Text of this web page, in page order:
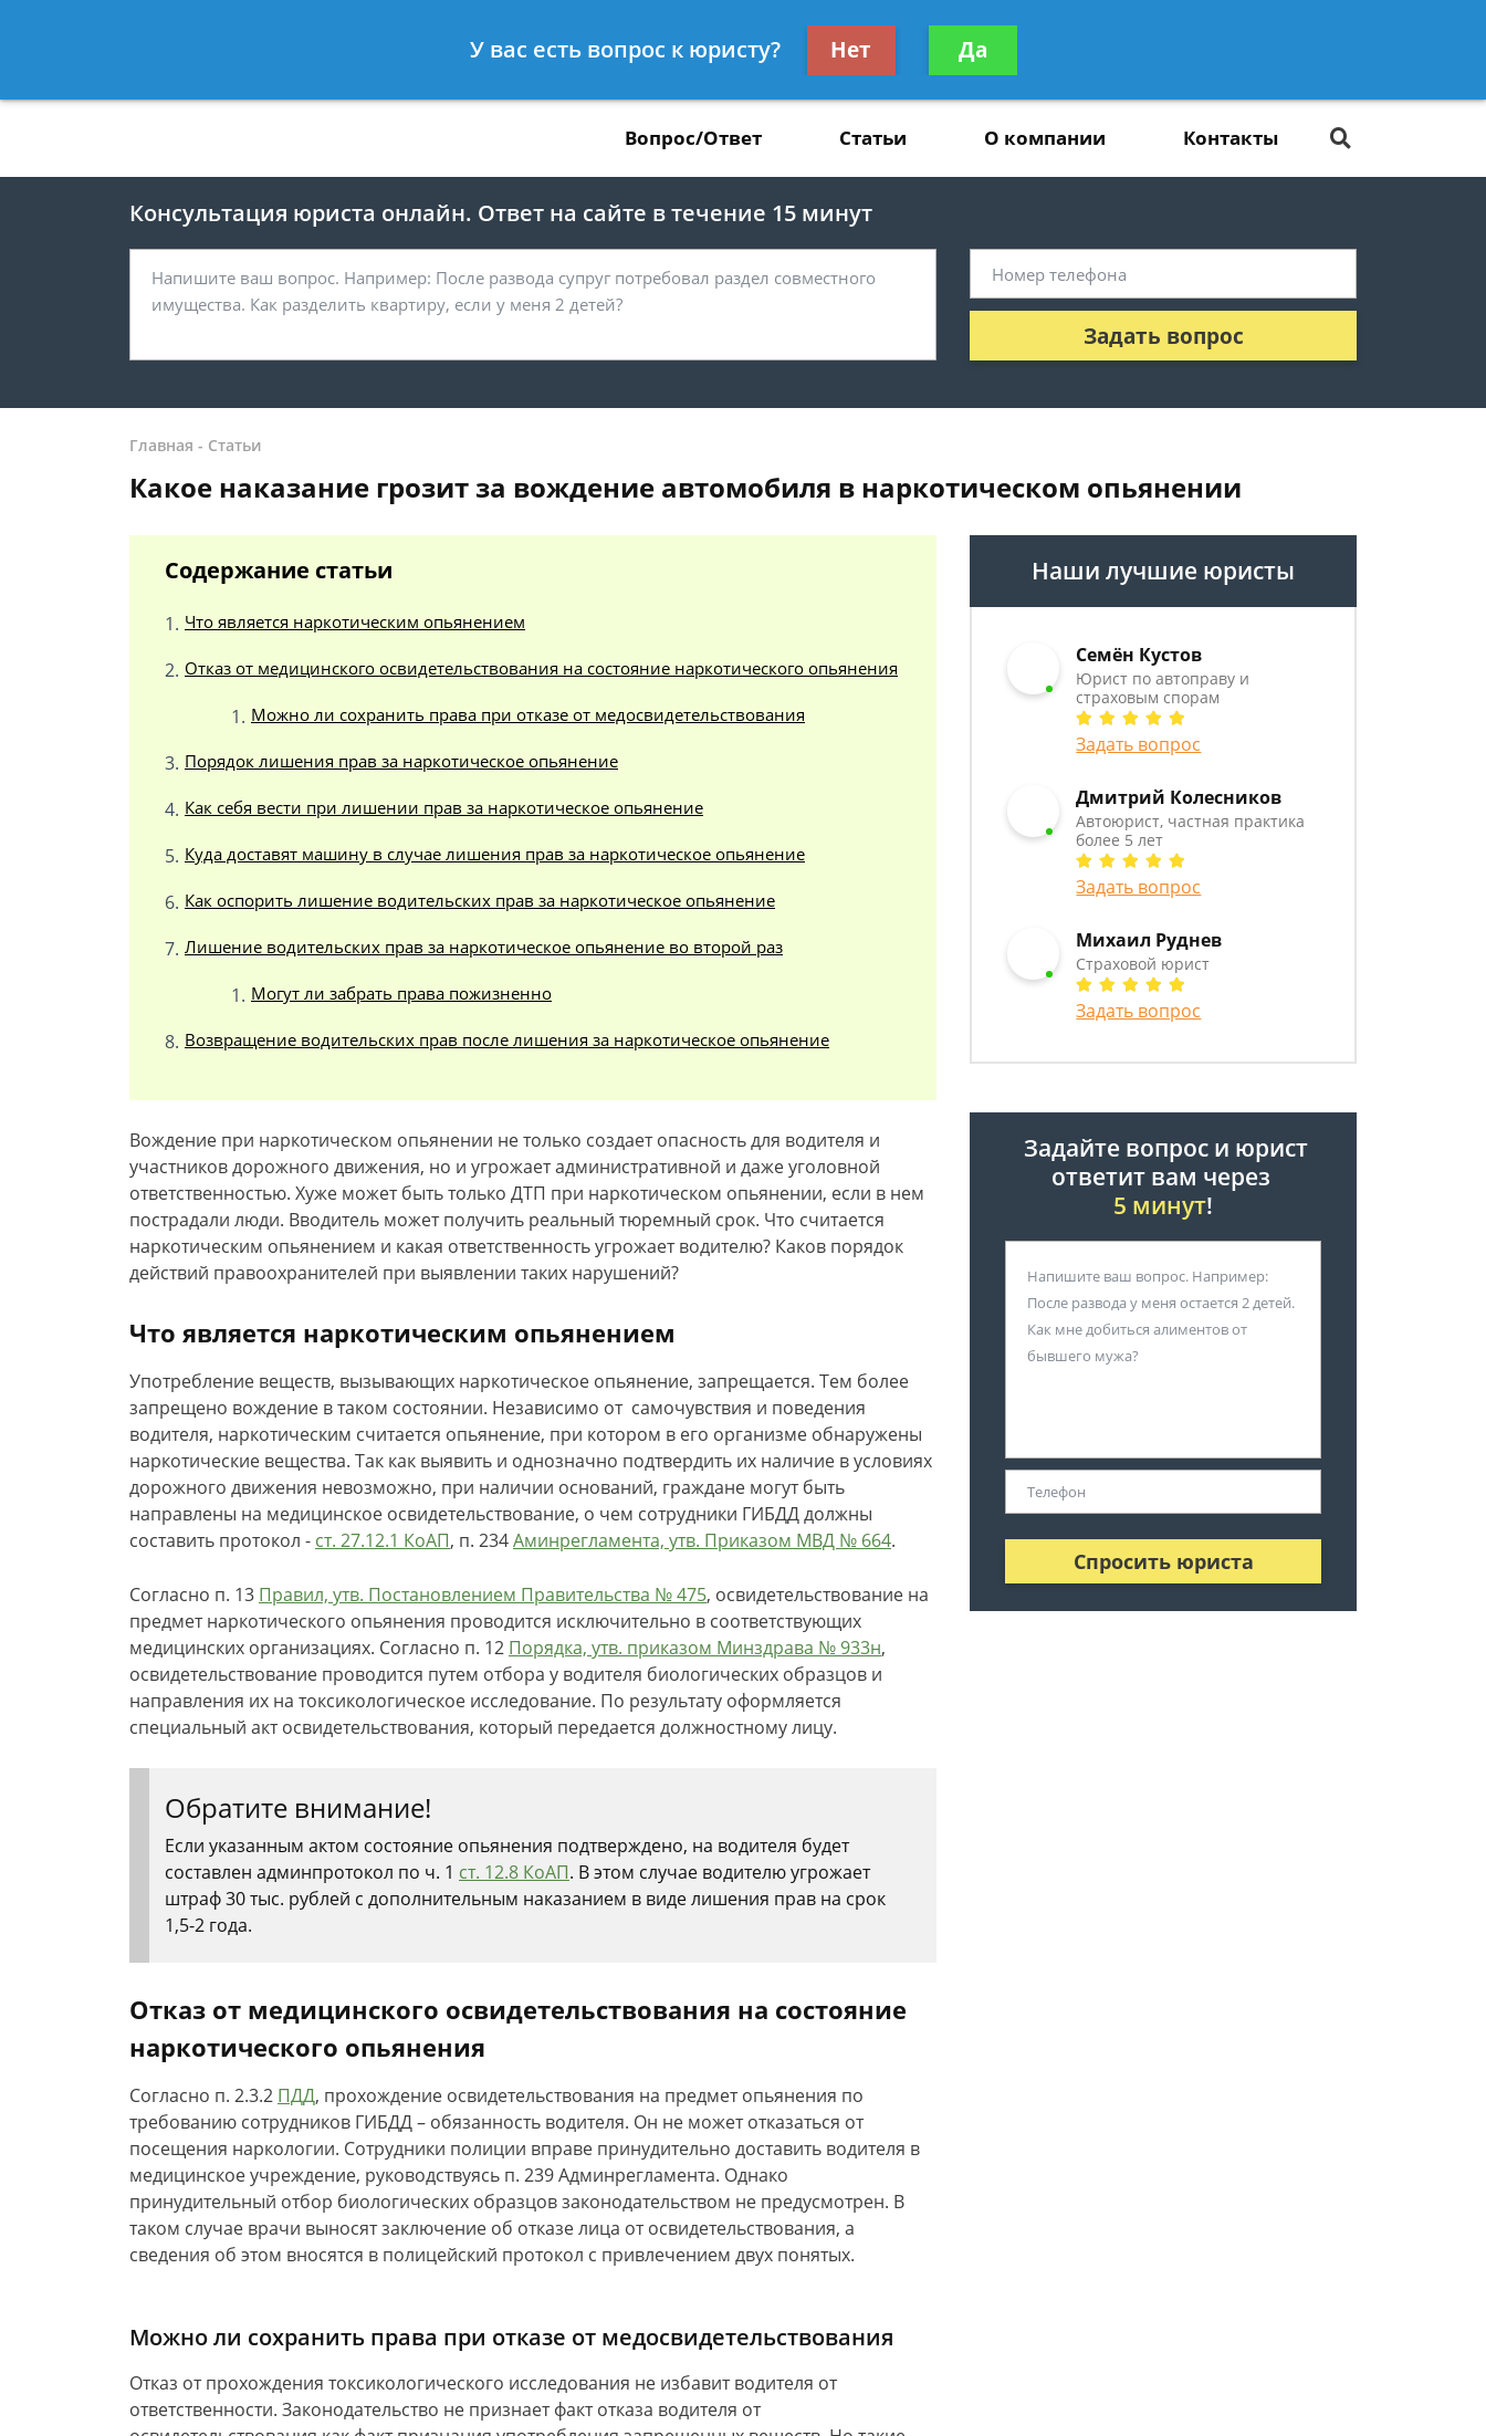
8 812 467-39-37
Получите консультацию
бесплатно
Вопрос/Ответ Статьи О компании Контакты
Консультация юриста онлайн. Ответ на сайте в течение 15 минут
Задать вопрос
Главная - Статьи
Какое наказание грозит за вождение автомобиля в наркотическом опьянении
Содержание статьи
Что является наркотическим опьянением
Отказ от медицинского освидетельствования на состояние наркотического опьянения
Можно ли сохранить права при отказе от медосвидетельствования
Порядок лишения прав за наркотическое опьянение
Как себя вести при лишении прав за наркотическое опьянение
Куда доставят машину в случае лишения прав за наркотическое опьянение
Как оспорить лишение водительских прав за наркотическое опьянение
Лишение водительских прав за наркотическое опьянение во второй раз
Могут ли забрать права пожизненно
Возвращение водительских прав после лишения за наркотическое опьянение
Вождение при наркотическом опьянении не только создает опасность для водителя и
участников дорожного движения, но и угрожает административной и даже уголовной
ответственностью. Хуже может быть только ДТП при наркотическом опьянении, если в нем
пострадали люди. Вводитель может получить реальный тюремный срок. Что считается
наркотическим опьянением и какая ответственность угрожает водителю? Каков порядок
действий правоохранителей при выявлении таких нарушений?
Что является наркотическим опьянением
Употребление веществ, вызывающих наркотическое опьянение, запрещается. Тем более
запрещено вождение в таком состоянии. Независимо от самочувствия и поведения
водителя, наркотическим считается опьянение, при котором в его организме обнаружены
наркотические вещества. Так как выявить и однозначно подтвердить их наличие в условиях
дорожного движения невозможно, при наличии оснований, граждане могут быть
направлены на медицинское освидетельствование, о чем сотрудники ГИБДД должны
составить протокол - ст. 27.12.1 КоАП, п. 234Аминрегламента, утв. Приказом МВД № 664.
Согласно п. 13 Правил, утв. Постановлением Правительства № 475, освидетельствование на
предмет наркотического опьянения проводится исключительно в соответствующих
медицинских организациях. Согласно п. 12 Порядка, утв. приказом Минздрава № 933н,
освидетельствование проводится путем отбора у водителя биологических образцов и
направления их на токсикологическое исследование. По результату оформляется
специальный акт освидетельствования, который передается должностному лицу.
Обратите внимание!
Если указанным актом состояние опьянения подтверждено, на водителя будет
составлен админпротокол по ч. 1 ст. 12.8 КоАП. В этом случае водителю угрожает
штраф 30 тыс. рублей с дополнительным наказанием в виде лишения прав на срок
1,5-2 года.
Отказ от медицинского освидетельствования на состояние
наркотического опьянения
Согласно п. 2.3.2 ПДД, прохождение освидетельствования на предмет опьянения по
требованию сотрудников ГИБДД – обязанность водителя. Он не может отказаться от
посещения наркологии. Сотрудники полиции вправе принудительно доставить водителя в
медицинское учреждение, руководствуясь п. 239 Админрегламента. Однако
принудительный отбор биологических образцов законодательством не предусмотрен. В
таком случае врачи выносят заключение об отказе лица от освидетельствования, а
сведения об этом вносятся в полицейский протокол с привлечением двух понятых.
Можно ли сохранить права при отказе от медосвидетельствования
Отказ от прохождения токсикологического исследования не избавит водителя от
ответственности. Законодательство не признает факт отказа водителя от
Наши лучшие юристы
Семён Кустов
Юрист по автоправу и
страховым спорам
Задать вопрос
Дмитрий Колесников
Автоюрист, частная практика
более 5 лет
Задать вопрос
Михаил Руднев
Страховой юрист
Задать вопрос
Задайте вопрос и юрист
ответит вам через
5 минут!
Спросить юриста
У вас есть вопрос к юристу? Нет Да